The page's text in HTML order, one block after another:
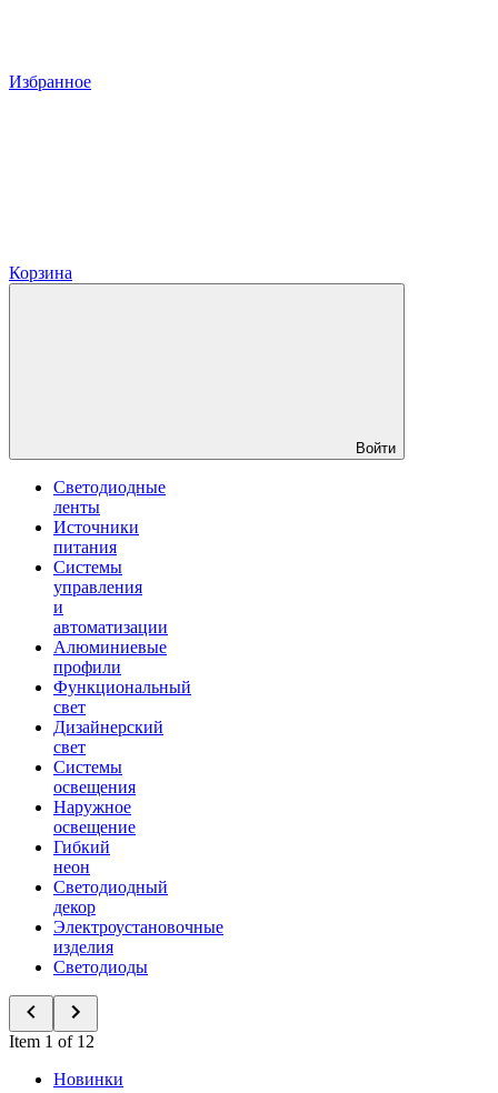
Избранное
Корзина
Войти
Светодиодные
ленты
Источники
питания
Системы
управления
и
автоматизации
Алюминиевые
профили
Функциональный
свет
Дизайнерский
свет
Системы
освещения
Наружное
освещение
Гибкий
неон
Светодиодный
декор
Электроустановочные
изделия
Светодиоды
Item 1 of 12
Новинки